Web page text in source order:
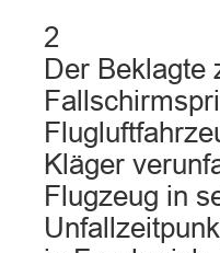
2
Der Beklagte
Kläger
Flugzeug in